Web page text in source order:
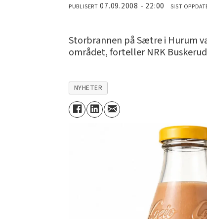
PUBLISERT 07.09.2008 - 22:00 SIST
Storbrannen på Sætre i Hurum
området, forteller NRK
NYHETER